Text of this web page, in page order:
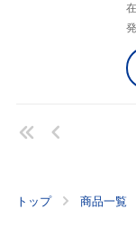
トップ 商品一覧